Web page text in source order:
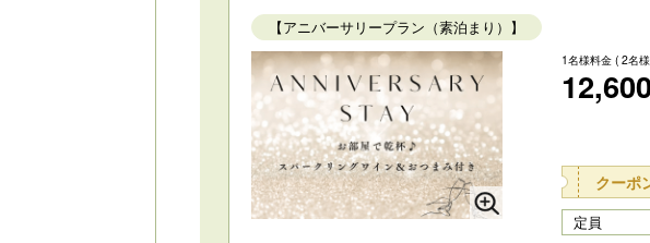
【アニバーサリープラン（素泊まり）】
1名様料金 ( 2名
クーポ
定員